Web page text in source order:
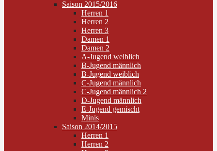
Saison 2015/2016
Herren 1
Herren 2
Herren 3
Damen 1
Damen 2
A-Jugend weiblich
B-Jugend männlich
B-Jugend weiblich
C-Jugend männlich
C-Jugend männlich 2
D-Jugend männlich
E-Jugend gemischt
Minis
Saison 2014/2015
Herren 1
Herren 2